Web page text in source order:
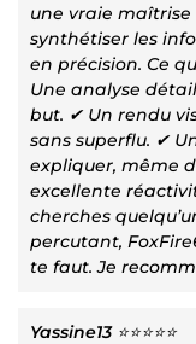
une vraie
synthétiser les
en précision. Ce
Une analyse
but. ✔ Un rendu
sans superflu. ✔
expliquer, même
excellente
cherches
percutant,
te faut. Je
Yassine13⭐⭐⭐⭐⭐